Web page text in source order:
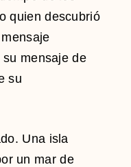
quien descubrió
mensaje de
su
Una isla
un mar de